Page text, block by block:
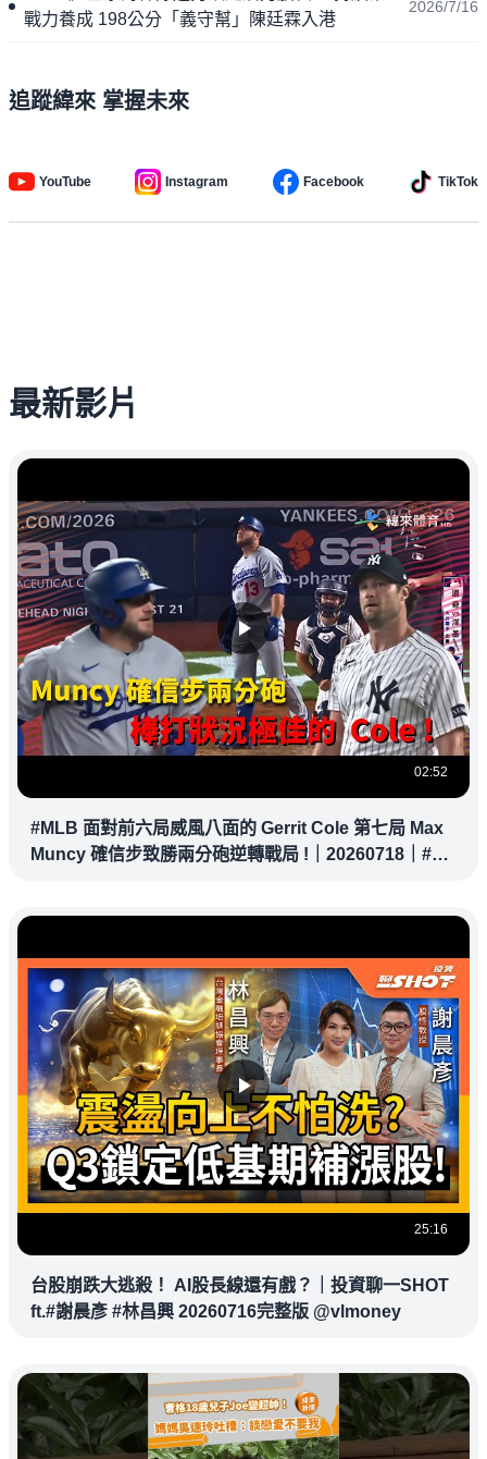
戰力養成 198公分「義守幫」陳廷霖入港
2026/7/16
追蹤緯來 掌握未來
YouTube Instagram Facebook TikTok
最新影片
02:52
#MLB 面對前六局威風八面的 Gerrit Cole 第七局 Max
Muncy 確信步致勝兩分砲逆轉戰局 !｜20260718｜#洛
25:16
台股崩跌大逃殺！ AI股長線還有戲？｜投資聊一SHOT
ft.#謝晨彥 #林昌興 20260716完整版 @vlmoney